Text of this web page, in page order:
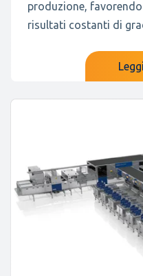
produzione,
risultati costanti di